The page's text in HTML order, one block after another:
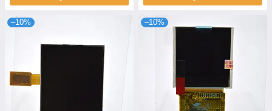
–10% –10%